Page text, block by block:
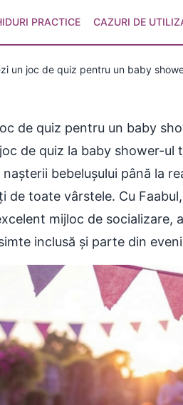
PRACTICE CAZURI DE
un joc de quiz pentru un baby
de quiz pentru un baby
de quiz la baby shower-
bebelușului până la
de toate vârstele. Cu
mijloc de
inclusă și parte din